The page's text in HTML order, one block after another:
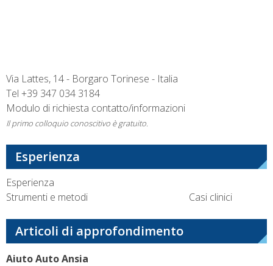
Via Lattes, 14 - Borgaro Torinese - Italia
Tel +39 347 034 3184
Modulo di richiesta contatto/informazioni
Il primo colloquio conoscitivo è gratuito.
Esperienza
Esperienza
Strumenti e metodi
Casi clinici
Articoli di approfondimento
Aiuto Auto Ansia